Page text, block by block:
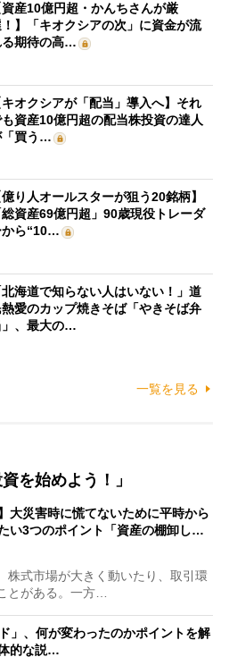
資産10億円超・かんちさんが厳
】「キオクシアの次」に資金が流
る期待の高…
キオクシアが「配当」導入へ】それ
資産10億円超の配当株投資の達人
「買う…
億り人オールスターが狙う20銘柄】
総資産69億円超」90歳現役トレーダ
から“10…
北海道で知らない人はいない！」道
熱愛のカップ焼きそば「やきそば弁
」、最大の…
一覧を見る
を始めよう！」
大災害時に慌てないために平時から
い3つのポイント「資産の棚卸し…
式市場が大きく動いたり、取引環
とがある。一方…
」、何が変わったのかポイントを解
的な説…